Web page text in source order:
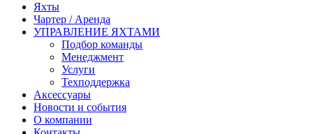
Яхты
Чартер / Аренда
УПРАВЛЕНИЕ ЯХТАМИ
Подбор команды
Менеджмент
Услуги
Техподдержка
Аксессуары
Новости и события
О компании